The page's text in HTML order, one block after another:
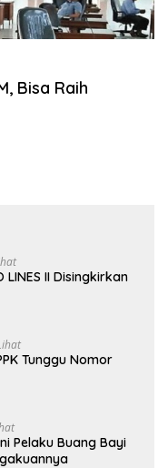
Bisa Raih
II Disingkirkan
Tunggu Nomor
Pelaku Buang Bayi